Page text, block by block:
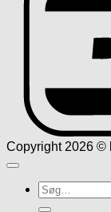
Copyright 2026 ©
Søg
efter: